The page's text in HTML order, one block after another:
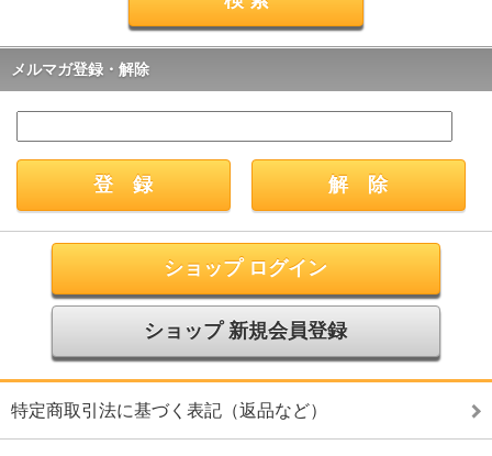
メルマガ登録・解除
ショップ ログイン
ショップ 新規会員登録
特定商取引法に基づく表記（返品など）